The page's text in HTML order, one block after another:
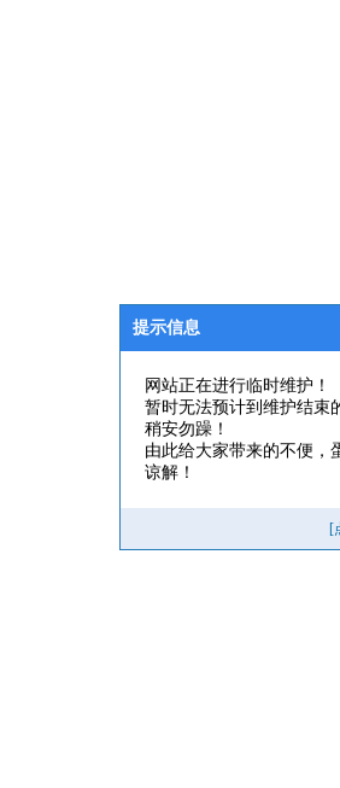
提示信息
网站正在进行临时维护！
暂时无法预计到维护结束
稍安勿躁！
由此给大家带来的不便，
谅解！
[